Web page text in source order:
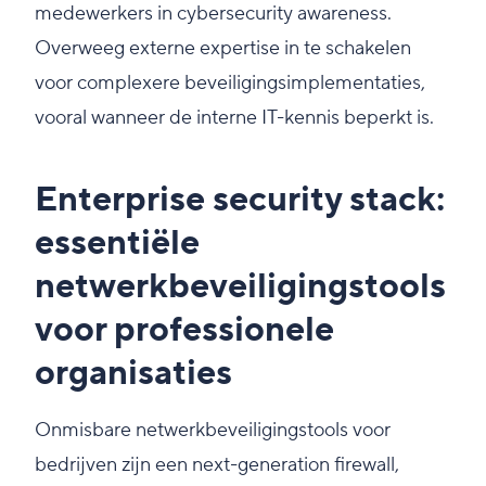
medewerkers in cybersecurity awareness.
Overweeg externe expertise in te schakelen
voor complexere beveiligingsimplementaties,
vooral wanneer de interne IT-kennis beperkt is.
Enterprise security stack:
essentiële
netwerkbeveiligingstools
voor professionele
organisaties
Onmisbare netwerkbeveiligingstools voor
bedrijven zijn een next-generation firewall,